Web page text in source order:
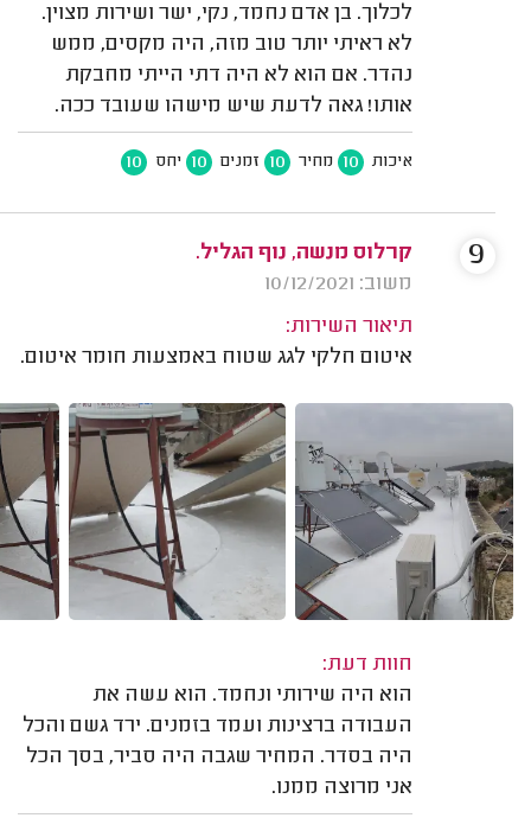
לכלוך. בן אדם נחמד, נקי, ישר ושירות מצוין.
לא ראיתי יותר טוב מזה, היה מקסים, ממש
נהדר. אם הוא לא היה דתי הייתי מחבקת
אותו! גאה לדעת שיש מישהו שעובד ככה.
איכות 10 מחיר 10 זמנים 10 יחס 10
קרלוס מנשה, נוף הגליל.
משוב: 10/12/2021
תיאור השירות:
איטום חלקי לגג שטוח באמצעות חומר איטום.
חוות דעת:
הוא היה שירותי ונחמד. הוא עשה את
העבודה ברצינות ועמד בזמנים. ירד גשם והכל
היה בסדר. המחיר שגבה היה סביר, בסך הכל
אני מרוצה ממנו.
9